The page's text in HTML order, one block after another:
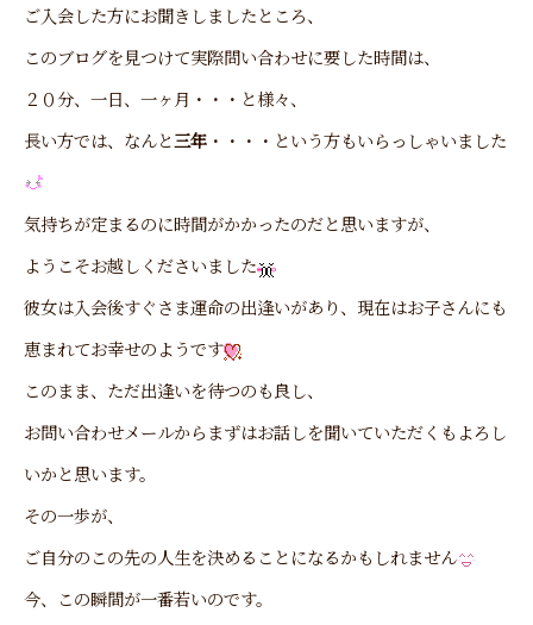
ご入会した方にお聞きしましたところ、
このブログを見つけて実際問い合わせに要した時間は、
２０分、一日、一ヶ月・・・と様々、
長い方では、なんと三年 ・・・・という方もいらっしゃいました
気持ちが定まるのに時間がかかったのだと思いますが、
ようこそお越しくださいました
彼女は入会後すぐさま運命の出逢いがあり、現在はお子さんにも
恵まれてお幸せのようです
このまま、ただ出逢いを待つのも良し、
お問い合わせメールからまずはお話しを聞いていただくもよろし
いかと思います。
その一歩が、
ご自分のこの先の人生を決めることになるかもしれません
今、この瞬間が一番若いのです。